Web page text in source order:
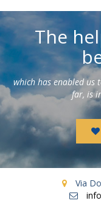
The
which has enabled us
far, is
Via